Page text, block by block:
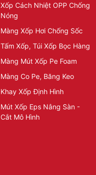
Xốp Cách Nhiệt OPP Chống
Nóng
Màng Xốp Hơi Chống Sốc
Tấm Xốp, Túi Xốp Bọc Hàng
Màng Mút Xốp Pe Foam
Màng Co Pe, Băng Keo
Khay Xốp Định Hình
Mút Xốp Eps Nâng Sàn -
Cắt Mô Hình